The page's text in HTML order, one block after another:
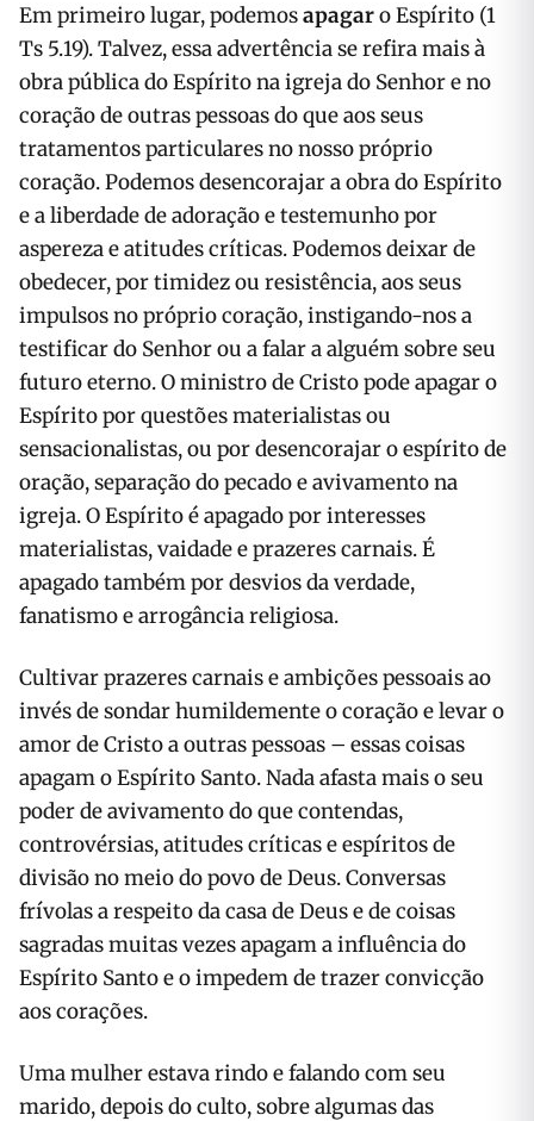
Em primeiro lugar, podemosapagaro Espírito (1
Ts 5.19). Talvez, essa advertência se refira mais à
obra pública do Espírito na igreja do Senhor e no
coração de outras pessoas do que aos seus
tratamentos particulares no nosso próprio
coração. Podemos desencorajar a obra do Espírito
e a liberdade de adoração e testemunho por
aspereza e atitudes críticas. Podemos deixar de
obedecer, por timidez ou resistência, aos seus
impulsos no próprio coração, instigando-nos a
testificar do Senhor ou a falar a alguém sobre seu
futuro eterno. O ministro de Cristo pode apagar o
Espírito por questões materialistas ou
sensacionalistas, ou por desencorajar o espírito de
oração, separação do pecado e avivamento na
igreja. O Espírito é apagado por interesses
materialistas, vaidade e prazeres carnais. É
apagado também por desvios da verdade,
fanatismo e arrogância religiosa.
Cultivar prazeres carnais e ambições pessoais ao
invés de sondar humildemente o coração e levar o
amor de Cristo a outras pessoas – essas coisas
apagam o Espírito Santo. Nada afasta mais o seu
poder de avivamento do que contendas,
controvérsias, atitudes críticas e espíritos de
divisão no meio do povo de Deus. Conversas
frívolas a respeito da casa de Deus e de coisas
sagradas muitas vezes apagam a influência do
Espírito Santo e o impedem de trazer convicção
aos corações.
Uma mulher estava rindo e falando com seu
marido, depois do culto, sobre algumas das